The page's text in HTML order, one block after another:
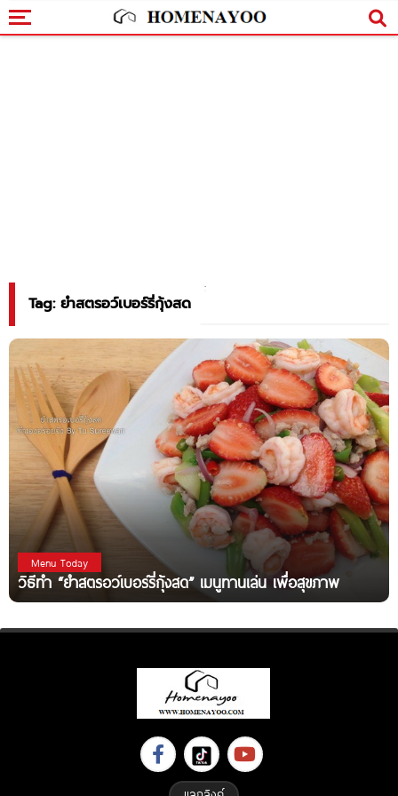
Tag: ยำสตรอว์เบอร์รี่กุ้งสด
Menu Today
วิธีทำ “ยำสตรอว์เบอร์รี่กุ้งสด” เมนูทานเล่น เพื่อสุขภาพ